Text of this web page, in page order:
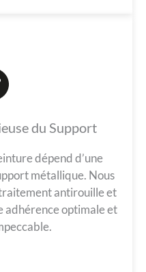
du Support
dépend d’une
métallique. Nous
antirouille et
adhérence optimale et